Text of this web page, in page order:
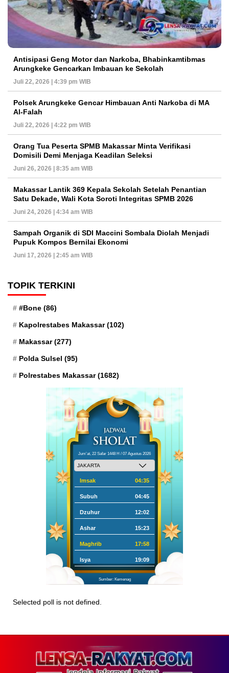
Antisipasi Geng Motor dan Narkoba, Bhabinkamtibmas
Arungkeke Gencarkan Imbauan ke Sekolah
Juli 22, 2026 | 4:39 pm WIB
Polsek Arungkeke Gencar Himbauan Anti Narkoba di MA
Al-Falah
Juli 22, 2026 | 4:22 pm WIB
Orang Tua Peserta SPMB Makassar Minta Verifikasi
Domisili Demi Menjaga Keadilan Seleksi
Juni 26, 2026 | 8:35 am WIB
Makassar Lantik 369 Kepala Sekolah Setelah Penantian
Satu Dekade, Wali Kota Soroti Integritas SPMB 2026
Juni 24, 2026 | 4:34 am WIB
Sampah Organik di SDI Maccini Sombala Diolah Menjadi
Pupuk Kompos Bernilai Ekonomi
Juni 17, 2026 | 2:45 am WIB
TOPIK TERKINI
#Bone (86)
Kapolrestabes Makassar(102)
Makassar(277)
Polda Sulsel (95)
Polrestabes Makassar(1682)
Jum'at, 22 Safar 1448 H / 07 Agustus 2026
Imsak 04:35
Subuh 04:45
Dzuhur 12:02
Ashar 15:23
Maghrib 17:58
Isya 19:09
Sumber: Kemenag
Selected poll is not defined.